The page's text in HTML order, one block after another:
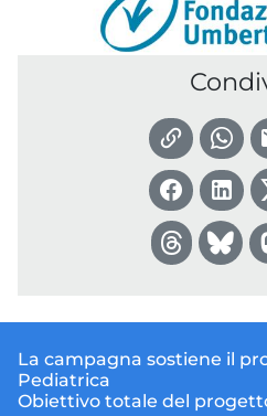
La campagna sostiene il
Pediatrica
Obiettivo totale del